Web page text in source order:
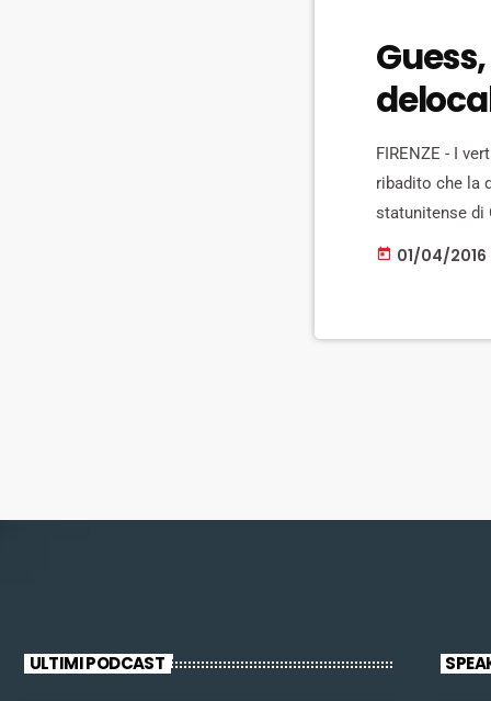
FIRENZE - I
ribadito che la
statunitense di
rischio 90
today 01/04/2016
ULTIMI PODCAST